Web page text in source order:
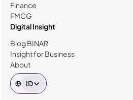
Finance
FMCG
Digital Insight
Blog BINAR
Insight for Business
About
ID